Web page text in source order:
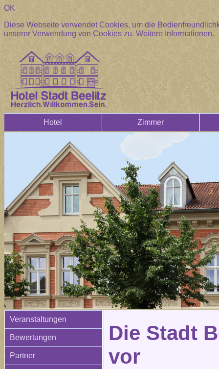
OK
Diese Webseite verwendet Cookies, um die
unserer Verwendung von Cookies zu.Weitere Informationen.
Hotel Zimmer
Veranstaltungen
Bewertungen
Partner
Die Stadt
vor